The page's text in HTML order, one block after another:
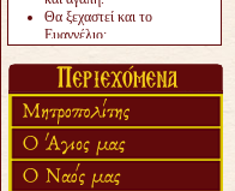
Θα ξεχαστεί και το
Ευαγγέλιο;
«πολύ αργά».
Ζητείται....